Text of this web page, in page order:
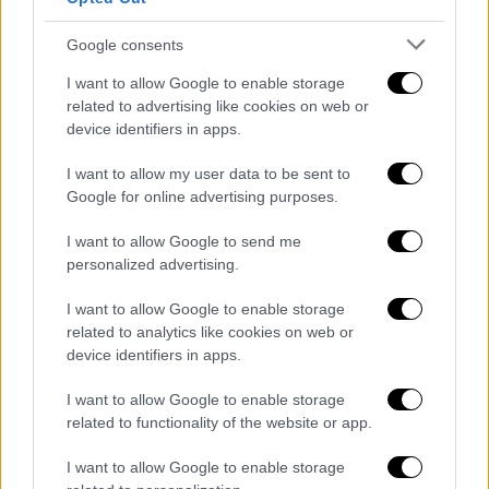
Google consents
I want to allow Google to enable storage
related to advertising like cookies on web or
device identifiers in apps.
I want to allow my user data to be sent to
Google for online advertising purposes.
I want to allow Google to send me
personalized advertising.
I want to allow Google to enable storage
related to analytics like cookies on web or
device identifiers in apps.
I want to allow Google to enable storage
related to functionality of the website or app.
I want to allow Google to enable storage
προτείνει ο Διευθυντής της Μονάδας
Εντατικής Θεραπείας του Νοσοκομείου
«Παπανικολάου»Νίκος Καπραβέλος
, λόγω
της έξαρσης κρουσμάτων κορονοϊού και
γρίπης στα παιδιά την περίοδο μετά τις
γιορτές. Ο γιατρός δήλωσε πως τα
κρούσματα σε συνδυασμό με την έλλειψη
κλινών σε ΜΕΘ στα νοσοκομεία Παίδων θα
έπρεπε να οδηγήσουν την Επιτροπή των
σχολικών διακοπών , ώστε να μην ανοίξουν
την Δευτέρα, αλλά τουλάχιστον μια
εβδομάδα αργότερα, καθώς αυτό θα
επιτείνει το πρόβλημα. Ο ίδιος υπογράμμισε
μπορεί να δούμε παιδιά στις εντατικές.
Στην Αγγλία τον Δεκέμβριο τα κρεβάτια